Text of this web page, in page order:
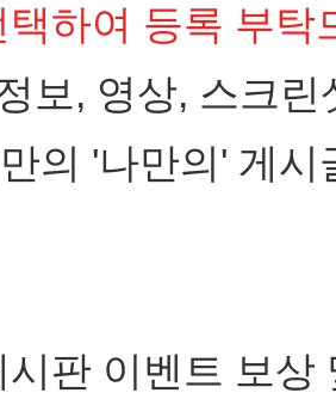
택하여 등록 부탁
보, 영상, 스크
의 '나만의' 게
시판 이벤트 보